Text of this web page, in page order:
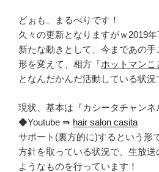
どぉも、まるべりです！
久々の更新となりますがｗ2019
新たな動きとして、今まであの手
形を変えて、相方『ホットマンこ
となんだかんだ活動している状況
現状、基本は『カシータチャンネ
◆Youtube ⇛ hair salon casita
サポート(裏方的に)するという形
方針を取っている状況で、生放
ようなものを行っています！